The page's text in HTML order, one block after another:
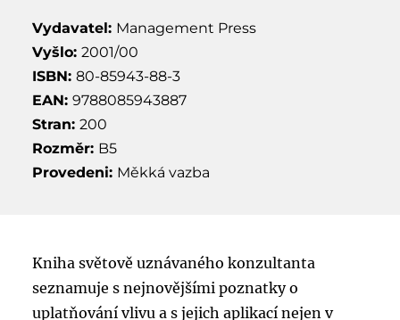
Vydavatel: Management Press
Vyšlo: 2001/00
ISBN: 80-85943-88-3
EAN: 9788085943887
Stran: 200
Rozměr: B5
Provedeni: Měkká vazba
Kniha světově uznávaného konzultanta
seznamuje s nejnovějšími poznatky o
uplatňování vlivu a s jejich aplikací nejen v